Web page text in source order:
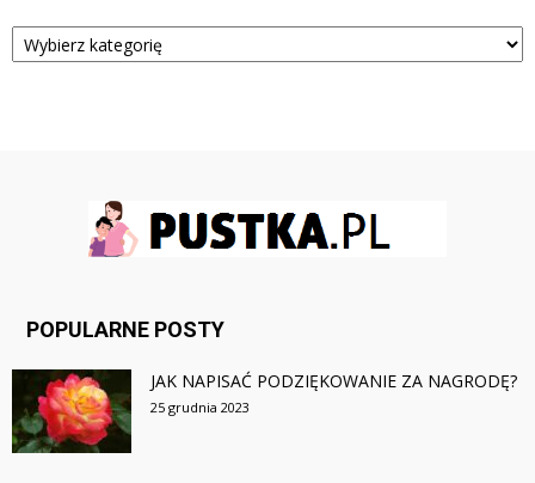
Kategorie
POPULARNE POSTY
JAK NAPISAĆ PODZIĘKOWANIE ZA NAGRODĘ?
25 grudnia 2023